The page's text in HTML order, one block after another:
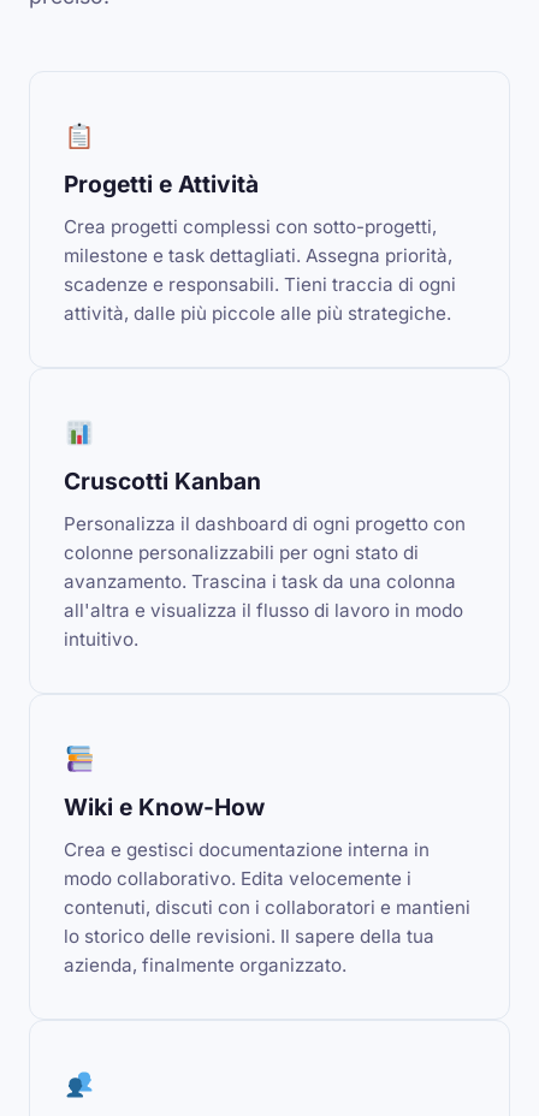
Progetti e Attività
Crea progetti complessi con sotto-progetti,
milestone e task dettagliati. Assegna priorità,
scadenze e responsabili. Tieni traccia di ogni
attività, dalle più piccole alle più strategiche.
Cruscotti Kanban
Personalizza il dashboard di ogni progetto con
colonne personalizzabili per ogni stato di
avanzamento. Trascina i task da una colonna
all'altra e visualizza il flusso di lavoro in modo
intuitivo.
Wiki e Know-How
Crea e gestisci documentazione interna in
modo collaborativo. Edita velocemente i
contenuti, discuti con i collaboratori e mantieni
lo storico delle revisioni. Il sapere della tua
azienda, finalmente organizzato.